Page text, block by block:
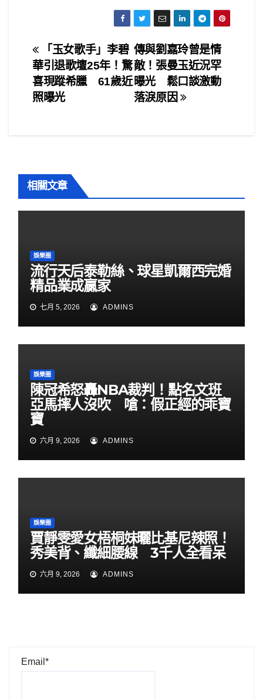
e
b
o
o
er
m
ail
h
ar
e
文
章
導
傳與劉嘉玲曾是情
敵！張曼玉近況罕
曝光 鬆口談激動
落淚原因
「玉女歌手」李碧
華引退歌壇25年！驚
喜現蹤希臘 61歲近
照曝光
相關文章
娛樂圈
流行天后泰勒絲、球星凱爾西完婚
精品業成贏家
七月 5, 2026 ADMINS
娛樂圈
陳冠希怒轟NBA裁判！點名文班
亞馬摔人沒吹 嗆：假正經的乖寶
寶
六月 9, 2026 ADMINS
娛樂圈
賈靜雯愛女梧桐妹曬比基尼辣照！
秀美背、纖細腰線 3千人全看呆
六月 9, 2026 ADMINS
Email*